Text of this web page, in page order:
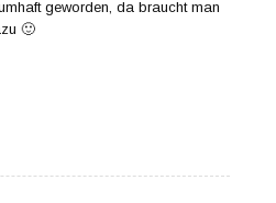
geworden, da braucht man
🙂